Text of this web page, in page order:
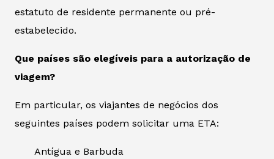
estatuto de residente permanente ou pré-
estabelecido.
Que países são elegíveis para a autorização de
viagem?
Em particular, os viajantes de negócios dos
seguintes países podem solicitar uma ETA:
Antígua e Barbuda